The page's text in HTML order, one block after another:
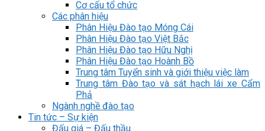
Cơ cấu tổ chức
Các phân hiệu
Phân Hiệu Đào tạo Móng Cái
Phân Hiệu Đào tạo Việt Bắc
Phân Hiệu Đào tạo Hữu Nghị
Phân Hiệu Đào tạo Hoành Bồ
Trung tâm Tuyển sinh và giới thiệu việc làm
Trung tâm Đào tạo và sát hạch lái xe Cẩm
Phả
Ngành nghề đào tạo
Tin tức – Sự kiện
Đấu giá – Đấu thầu